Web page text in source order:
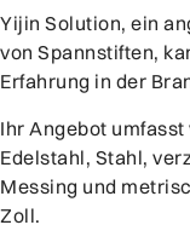
Yijin Solution, ein
von Spannstiften,
Erfahrung in der
Ihr Angebot
Edelstahl, Stahl,
Messing und
Zoll.